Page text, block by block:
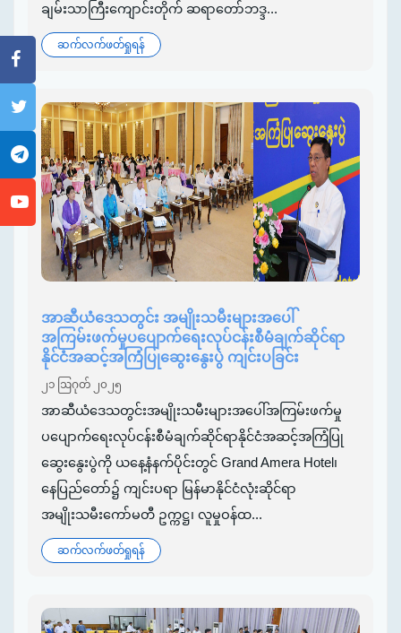
ချမ်းသာကြီးကျောင်းတိုက် ဆရာတော်ဘဒ္ဒ...
ဆက်လက်ဖတ်ရှုရန်
အာဆီယံဒေသတွင်း အမျိုးသမီးများအပေါ်
အကြမ်းဖက်မှုပပျောက်ရေးလုပ်ငန်းစီမံချက်ဆိုင်ရာ
နိုင်ငံအဆင့်အကြံပြုဆွေးနွေးပွဲ ကျင်းပခြင်း
၂၁ ဩဂုတ် ၂၀၂၅
အာဆီယံဒေသတွင်းအမျိုးသမီးများအပေါ်အကြမ်းဖက်မှု
ပပျောက်ရေးလုပ်ငန်းစီမံချက်ဆိုင်ရာနိုင်ငံအဆင့်အကြံပြု
ဆွေးနွေးပွဲကို ယနေ့နံနက်ပိုင်းတွင် Grand Amera Hotel၊
နေပြည်တော်၌ ကျင်းပရာ မြန်မာနိုင်ငံလုံးဆိုင်ရာ
အမျိုးသမီးကော်မတီ ဥက္ကဋ္ဌ၊ လူမှုဝန်ထ...
ဆက်လက်ဖတ်ရှုရန်